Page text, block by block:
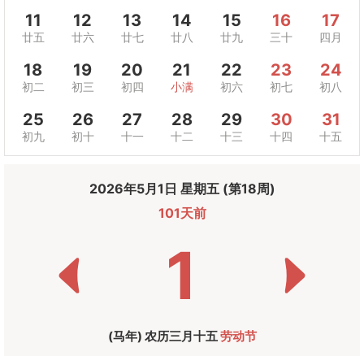
11
廿五
12
廿六
13
廿七
14
廿八
15
廿九
16
三十
17
四月
18
初二
19
初三
20
初四
21
小满
22
初六
23
初七
24
初八
25
初九
26
初十
27
十一
28
十二
29
十三
30
十四
31
十五
2026年5月1日 星期五 (第18周)
101天前
1
(马年) 农历三月十五劳动节